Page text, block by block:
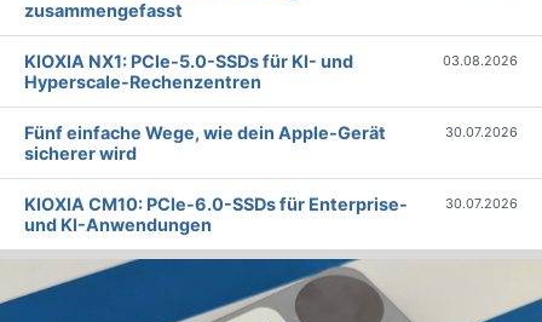
zusammengefasst
KIOXIA NX1: PCIe-5.0-SSDs für KI- und
Hyperscale-Rechenzentren
03.08.2026
Fünf einfache Wege, wie dein Apple-Gerät
sicherer wird
30.07.2026
KIOXIA CM10: PCIe-6.0-SSDs für Enterprise-
und KI-Anwendungen
30.07.2026